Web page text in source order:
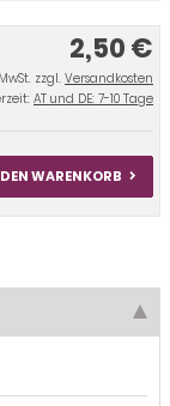
2,50 €
zzgl. Versandkosten
AT und DE: 7-10 Tage
WARENKORB